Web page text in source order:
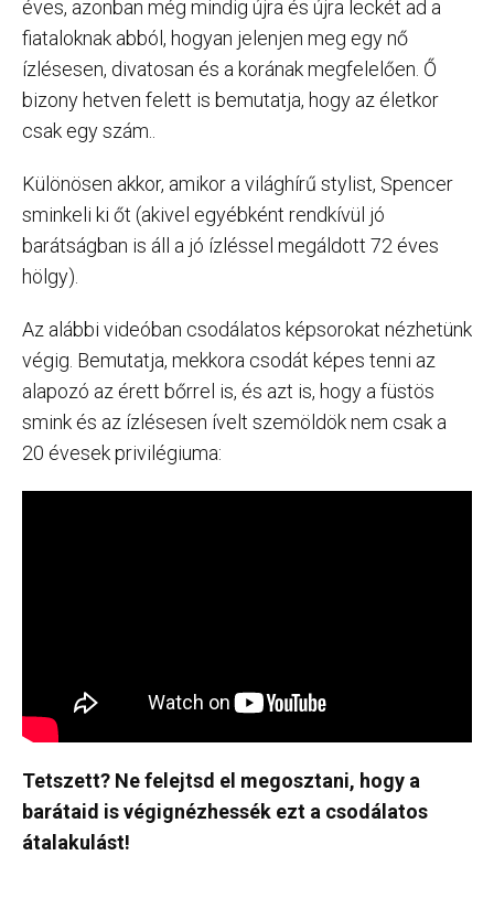
éves, azonban még mindig újra és újra leckét ad a
fiataloknak abból, hogyan jelenjen meg egy nő
ízlésesen, divatosan és a korának megfelelően. Ő
bizony hetven felett is bemutatja, hogy az életkor
csak egy szám..
Különösen akkor, amikor a világhírű stylist, Spencer
sminkeli ki őt (akivel egyébként rendkívül jó
barátságban is áll a jó ízléssel megáldott 72 éves
hölgy).
Az alábbi videóban csodálatos képsorokat nézhetünk
végig. Bemutatja, mekkora csodát képes tenni az
alapozó az érett bőrrel is, és azt is, hogy a füstös
smink és az ízlésesen ívelt szemöldök nem csak a
20 évesek privilégiuma:
Tetszett? Ne felejtsd el megosztani, hogy a
barátaid is végignézhessék ezt a csodálatos
átalakulást!